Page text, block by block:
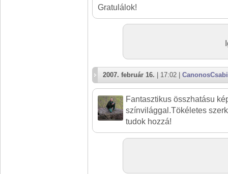
Gratulálok!
2007. február 16. | 17:02 | CanonosCsabi
Fantasztikus összhatásu
színvilággal.Tökéletes
tudok hozzá!